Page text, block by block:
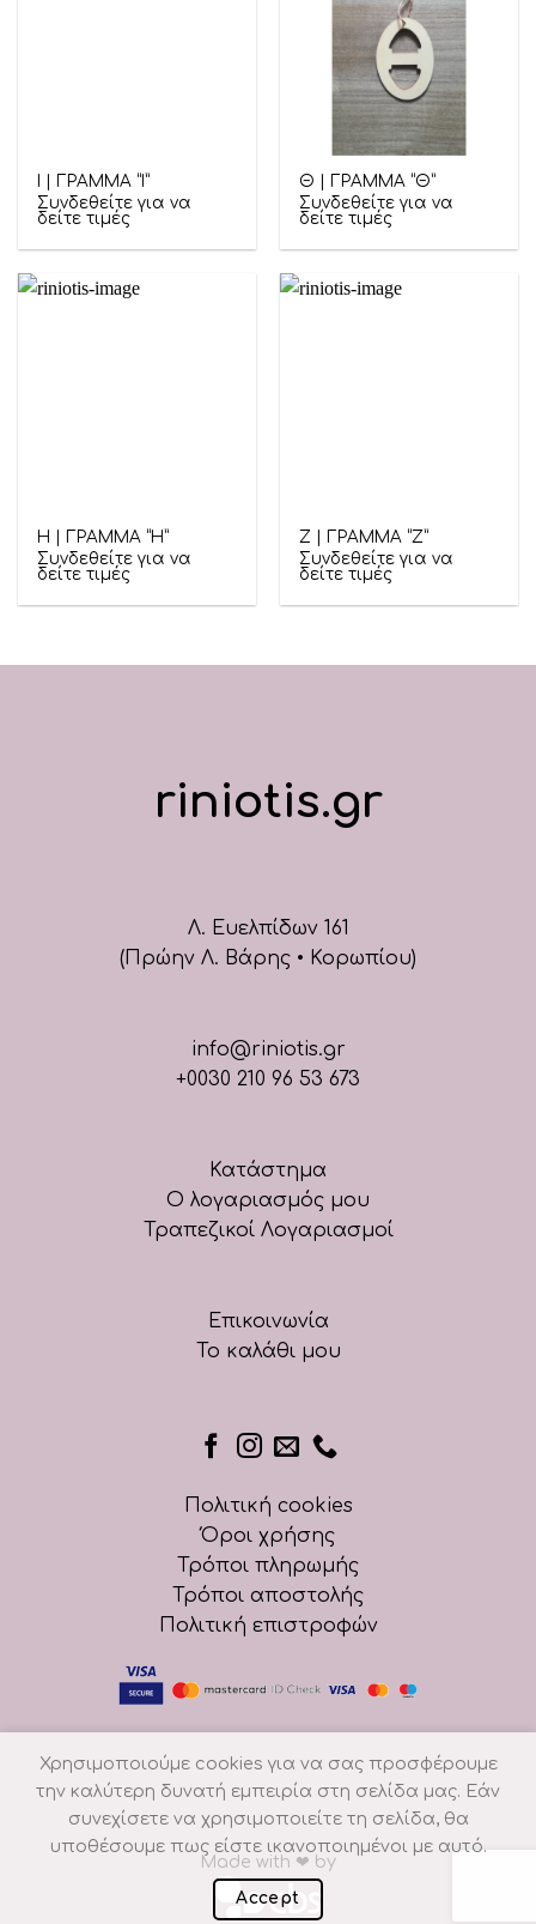
Ι | ΓΡΑΜΜΑ “Ι”
Συνδεθείτε για να
δείτε τιμές
Θ | ΓΡΑΜΜΑ “Θ”
Συνδεθείτε για να
δείτε τιμές
Η | ΓΡΑΜΜΑ “Η”
Συνδεθείτε για να
δείτε τιμές
Ζ | ΓΡΑΜΜΑ “Ζ”
Συνδεθείτε για να
δείτε τιμές
riniotis.gr
Λ. Ευελπίδων 161
(Πρώην Λ. Βάρης • Κορωπίου)
info@riniotis.gr
+0030 210 96 53 673
Κατάστημα
Ο λογαριασμός μου
Τραπεζικοί Λογαριασμοί
Επικοινωνία
Το καλάθι μου
Πολιτική cookies
Όροι χρήσης
Τρόποι πληρωμής
Τρόποι αποστολής
Πολιτική επιστροφών
Made with ❤ by
Χρησιμοποιούμε cookies για να σας προσφέρουμε
την καλύτερη δυνατή εμπειρία στη σελίδα μας. Εάν
συνεχίσετε να χρησιμοποιείτε τη σελίδα, θα
υποθέσουμε πως είστε ικανοποιημένοι με αυτό.
Accept